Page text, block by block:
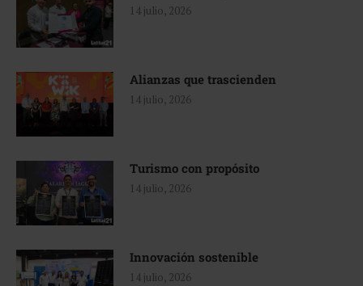
14 julio, 2026
Alianzas que trascienden
14 julio, 2026
Turismo con propósito
14 julio, 2026
Innovación sostenible
14 julio, 2026